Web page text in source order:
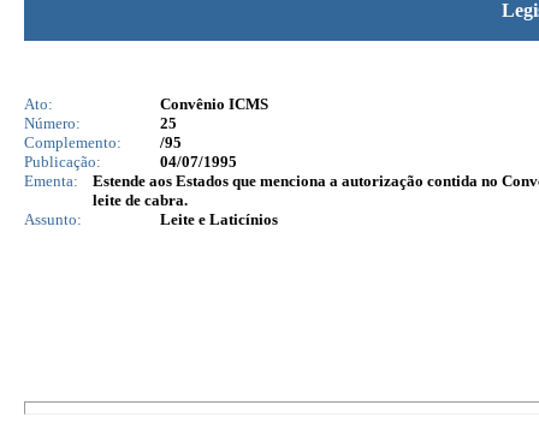
Ato:
Convênio ICMS
Número:
25
Complemento:
/95
Publicação:
04/07/1995
Ementa:
Estende aos Estados que menciona a autorização contida no
leite de cabra.
Assunto:
Leite e Laticínios